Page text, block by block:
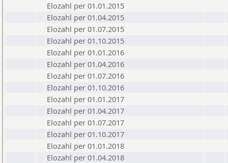
Elozahl per 01.01.2015
Elozahl per 01.04.2015
Elozahl per 01.07.2015
Elozahl per 01.10.2015
Elozahl per 01.01.2016
Elozahl per 01.04.2016
Elozahl per 01.07.2016
Elozahl per 01.10.2016
Elozahl per 01.01.2017
Elozahl per 01.04.2017
Elozahl per 01.07.2017
Elozahl per 01.10.2017
Elozahl per 01.01.2018
Elozahl per 01.04.2018